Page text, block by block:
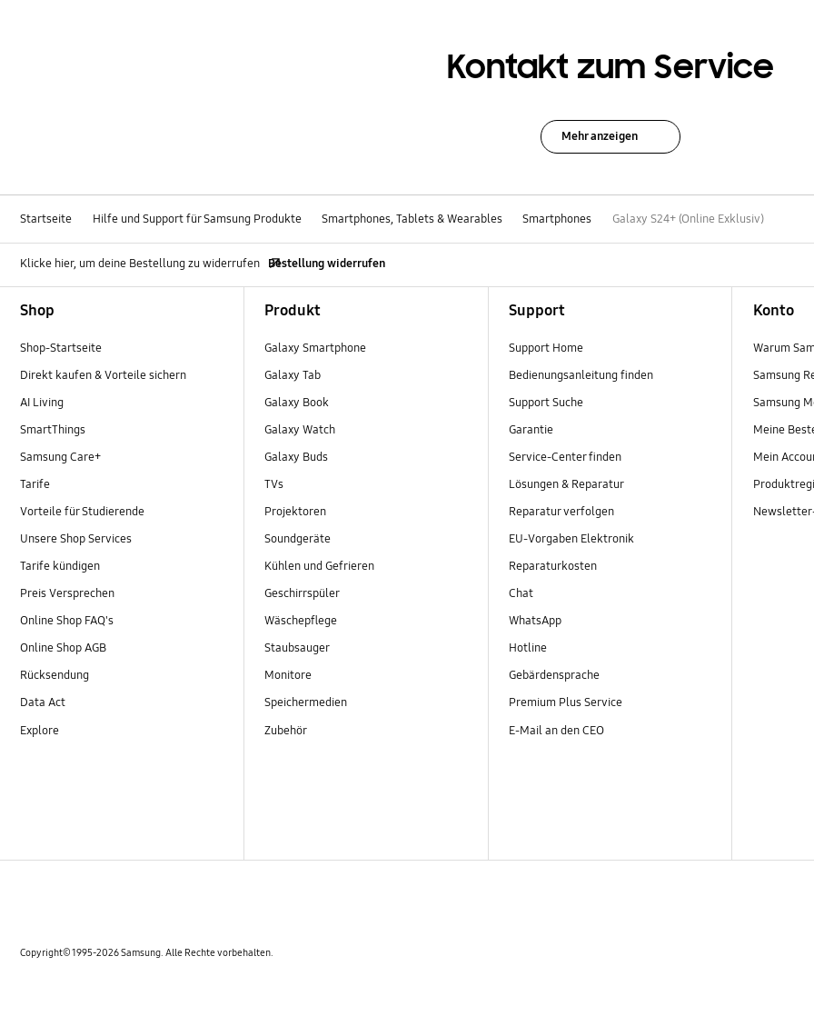
Kontakt zum Service
Mehr anzeigen
Startseite Hilfe und Support für Samsung Produkte Smartphones, Tablets & Wearables Smartphones Galaxy S24+ (Online Exklusiv)
Klicke hier, um deine Bestellung zu widerrufen Bestellung widerrufen
Shop
Shop-Startseite
Direkt kaufen & Vorteile sichern
AI Living
SmartThings
Samsung Care+
Tarife
Vorteile für Studierende
Unsere Shop Services
Tarife kündigen
Preis Versprechen
Online Shop FAQ's
Online Shop AGB
Rücksendung
Data Act
Explore
Produkt
Galaxy Smartphone
Galaxy Tab
Galaxy Book
Galaxy Watch
Galaxy Buds
TVs
Projektoren
Soundgeräte
Kühlen und Gefrieren
Geschirrspüler
Wäschepflege
Staubsauger
Monitore
Speichermedien
Zubehör
Support
Support Home
Bedienungsanleitung finden
Support Suche
Garantie
Service-Center finden
Lösungen & Reparatur
Reparatur verfolgen
EU-Vorgaben Elektronik
Reparaturkosten
Chat
WhatsApp
Hotline
Gebärdensprache
Premium Plus Service
E-Mail an den CEO
Konto
Warum
Samsung
Samsung
Meine
Mein
Copyright© 1995-2026 Samsung. Alle Rechte vorbehalten.